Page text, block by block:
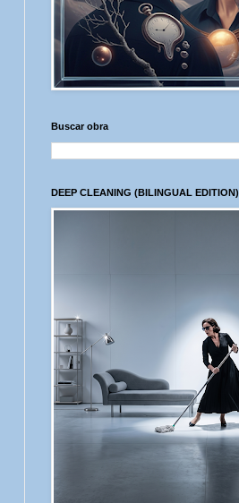
Buscar obra
DEEP CLEANING (BILINGUAL EDITION)